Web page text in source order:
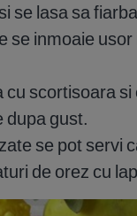
se lasa sa
se inmoaie usor
scortisoara si
dupa gust.
se pot servi
de orez cu